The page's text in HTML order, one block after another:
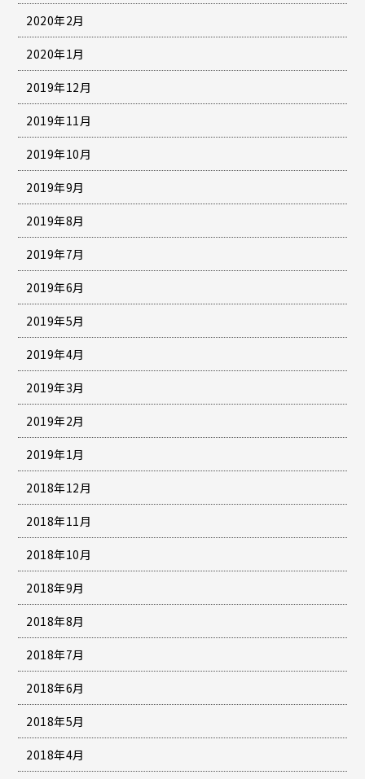
2020年2月
2020年1月
2019年12月
2019年11月
2019年10月
2019年9月
2019年8月
2019年7月
2019年6月
2019年5月
2019年4月
2019年3月
2019年2月
2019年1月
2018年12月
2018年11月
2018年10月
2018年9月
2018年8月
2018年7月
2018年6月
2018年5月
2018年4月